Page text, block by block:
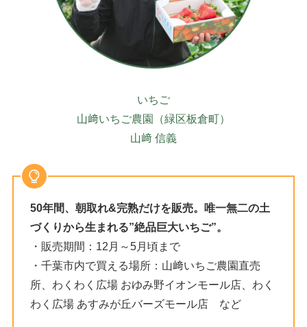
いちご
山﨑いちご農園（緑区板倉町）
山﨑 信義
50年間、朝取れ&完熟だけを販売。唯一無二の土
づくりから生まれる”絶品巨大いちご”。
・販売期間：12月～5月頃まで
・千葉市内で買える場所：山﨑いちご農園直売
所、わくわく広場 おゆみ野イオンモール店、わく
わく広場 あすみが丘バーズモール店 など